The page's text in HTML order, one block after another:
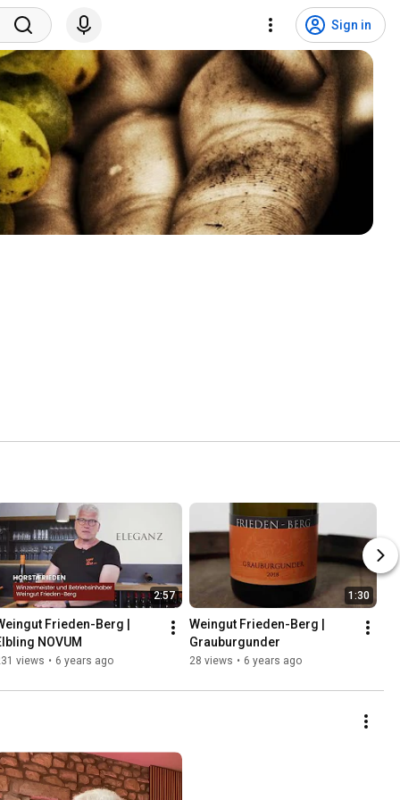
Sign in
2:57
Frieden-Berg |
NOVUM
views • 6 years ago
1:30
Weingut Frieden-Berg |
Grauburgunder
28 views • 6 years ago